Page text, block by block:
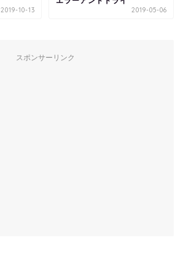
2019-10-13 2019-05-06
スポンサーリンク